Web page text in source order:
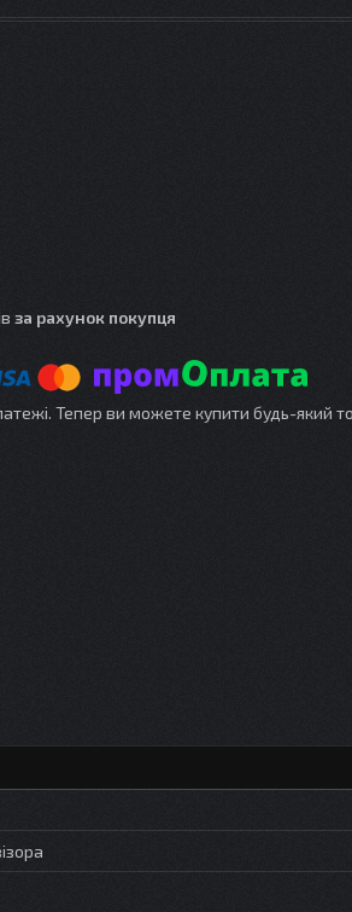
за рахунок покупця
Тепер ви можете купити будь-який